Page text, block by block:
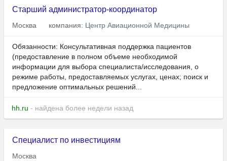
Старший администратор-координатор
Москва компания: Центр Авиационной Медицины
Обязанности: Консультативная поддержка пациентов
(предоставление в полном объеме необходимой
информации для выбора специалиста/исследования, о
режиме работы, предоставляемых услугах, ценах; поиск и
предложение оптимальных решений...
hh.ru - найдена более недели назад
Специалист по инвестициям
Москва